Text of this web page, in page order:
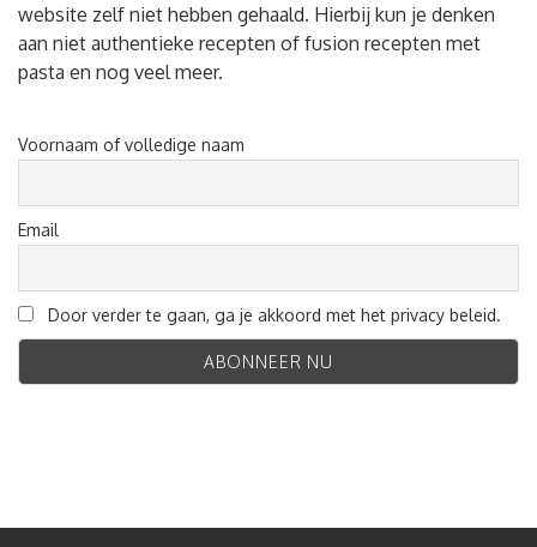
website zelf niet hebben gehaald. Hierbij kun je denken
aan niet authentieke recepten of fusion recepten met
pasta en nog veel meer.
Voornaam of volledige naam
Email
Door verder te gaan, ga je akkoord met het privacy beleid.